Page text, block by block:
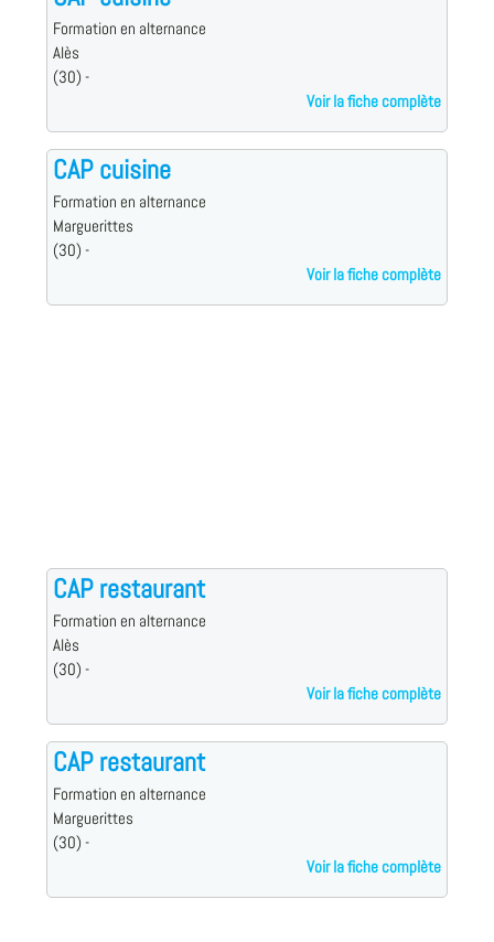
Formation en alternance
Alès
(30) -
Voir la fiche complète
CAP cuisine
Formation en alternance
Marguerittes
(30) -
Voir la fiche complète
CAP restaurant
Formation en alternance
Alès
(30) -
Voir la fiche complète
CAP restaurant
Formation en alternance
Marguerittes
(30) -
Voir la fiche complète